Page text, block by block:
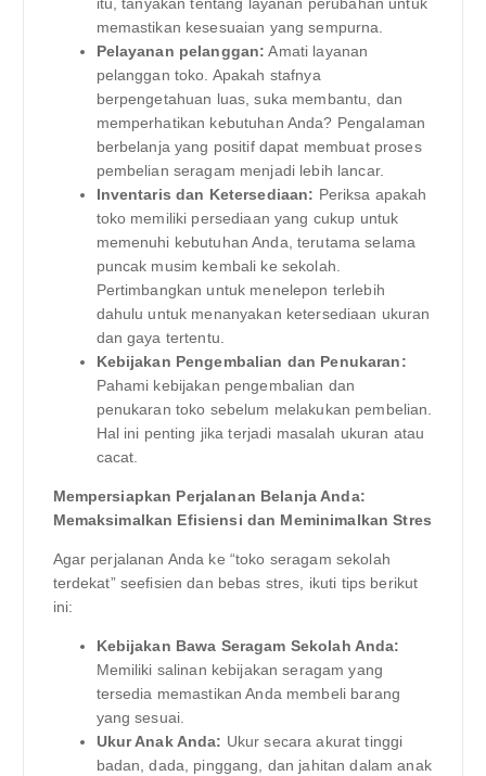
itu, tanyakan tentang layanan perubahan untuk
memastikan kesesuaian yang sempurna.
Pelayanan pelanggan: Amati layanan
pelanggan toko. Apakah stafnya
berpengetahuan luas, suka membantu, dan
memperhatikan kebutuhan Anda? Pengalaman
berbelanja yang positif dapat membuat proses
pembelian seragam menjadi lebih lancar.
Inventaris dan Ketersediaan: Periksa apakah
toko memiliki persediaan yang cukup untuk
memenuhi kebutuhan Anda, terutama selama
puncak musim kembali ke sekolah.
Pertimbangkan untuk menelepon terlebih
dahulu untuk menanyakan ketersediaan ukuran
dan gaya tertentu.
Kebijakan Pengembalian dan Penukaran:
Pahami kebijakan pengembalian dan
penukaran toko sebelum melakukan pembelian.
Hal ini penting jika terjadi masalah ukuran atau
cacat.
Mempersiapkan Perjalanan Belanja Anda:
Memaksimalkan Efisiensi dan Meminimalkan Stres
Agar perjalanan Anda ke “toko seragam sekolah
terdekat” seefisien dan bebas stres, ikuti tips berikut
ini:
Kebijakan Bawa Seragam Sekolah Anda:
Memiliki salinan kebijakan seragam yang
tersedia memastikan Anda membeli barang
yang sesuai.
Ukur Anak Anda: Ukur secara akurat tinggi
badan, dada, pinggang, dan jahitan dalam anak